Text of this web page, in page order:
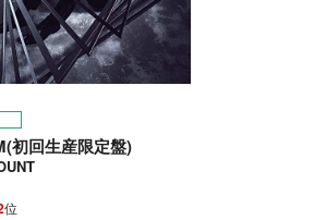
初回生産限定盤)
位